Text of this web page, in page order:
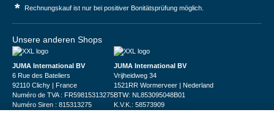
* Rechnungskauf ist nur bei positiver Bonitätsprüfung möglich.
Unsere anderen Shops
JUMA International BV
6 Rue des Bateliers
92110 Clichy | France
Numéro de TVA : FR59815313275
Numéro Siren : 815313275
JUMA International BV
Vrijheidweg 34
1521RR Wormerveer | Nederland
BTW: NL853095048B01
K.V.K.: 58573909